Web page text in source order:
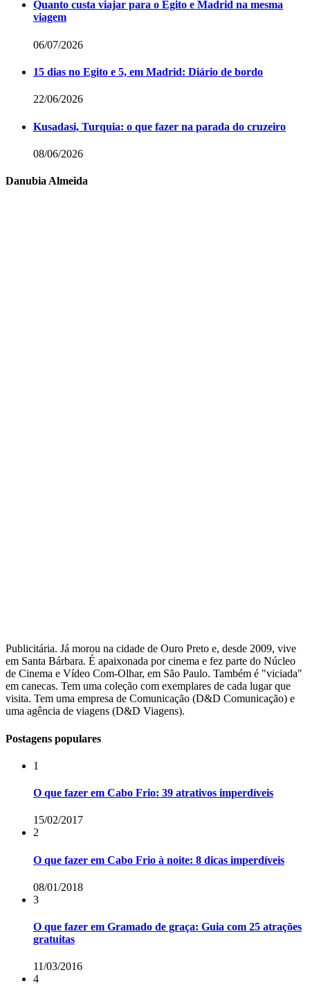
Quanto custa viajar para o Egito e Madrid na mesma
viagem
06/07/2026
15 dias no Egito e 5, em Madrid: Diário de bordo
22/06/2026
Kusadasi, Turquia: o que fazer na parada do cruzeiro
08/06/2026
Danubia Almeida
Publicitária. Já morou na cidade de Ouro Preto e, desde 2009, vive
em Santa Bárbara. É apaixonada por cinema e fez parte do Núcleo
de Cinema e Vídeo Com-Olhar, em São Paulo. Também é "viciada"
em canecas. Tem uma coleção com exemplares de cada lugar que
visita. Tem uma empresa de Comunicação (D&D Comunicação) e
uma agência de viagens (D&D Viagens).
Postagens populares
1
O que fazer em Cabo Frio: 39 atrativos imperdíveis
15/02/2017
2
O que fazer em Cabo Frio à noite: 8 dicas imperdíveis
08/01/2018
3
O que fazer em Gramado de graça: Guia com 25 atrações
gratuitas
11/03/2016
4